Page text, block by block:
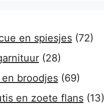
en spiesjes(72)
(28)
broodjes(69)
en zoete flans(13)